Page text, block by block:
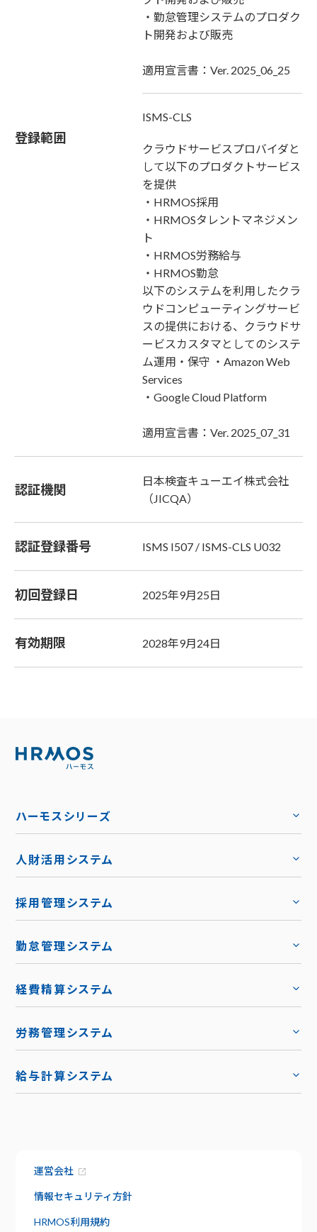
登録範囲
・勤怠管理システムのプロダク
ト開発および販売
適用宣言書：Ver. 2025_06_25
ISMS-CLS
クラウドサービスプロバイダと
して以下のプロダクトサービス
を提供
・HRMOS採用
・HRMOSタレントマネジメン
ト
・HRMOS労務給与
・HRMOS勤怠
以下のシステムを利用したクラ
ウドコンピューティングサービ
スの提供における、クラウドサ
ービスカスタマとしてのシステ
ム運用・保守 ・Amazon Web
Services
・Google Cloud Platform
適用宣言書：Ver. 2025_07_31
認証機関
日本検査キューエイ株式会社
（JICQA）
認証登録番号 ISMS I507 / ISMS-CLS U032
初回登録日 2025年9月25日
有効期限 2028年9月24日
ハーモスシリーズ
人財活用システム
社内版ビズリーチ
採用管理システム
料金
キャリア採用
導入事例
お役立ち資料
勤怠管理システム
日報管理
経費精算システム
労務管理システム
特長
セキュリティ
サポート
給与計算システム
運営会社
情報セキュリティ方針
HRMOS利用規約